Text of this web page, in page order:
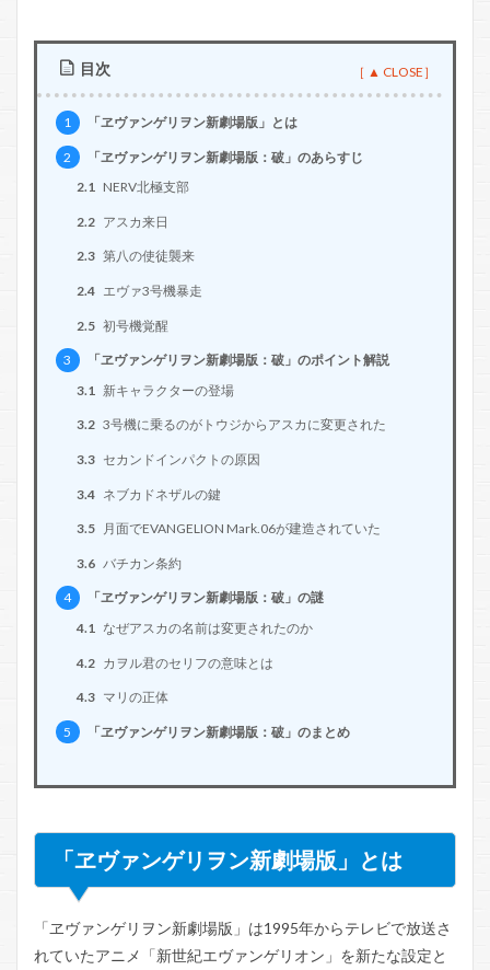
目次
1 「ヱヴァンゲリヲン新劇場版」とは
2
「ヱヴァンゲリヲン新劇場版：破」のあらすじ
2.1 NERV北極支部
2.2 アスカ来日
2.3 第八の使徒襲来
2.4 エヴァ3号機暴走
2.5 初号機覚醒
3
「ヱヴァンゲリヲン新劇場版：破」のポイント解説
3.1
新キャラクターの登場
3.2 3号機に乗るのがトウジからアスカに変更された
3.3 セカンドインパクトの原因
3.4 ネブカドネザルの鍵
3.5 月面でEVANGELION Mark.06が建造されていた
3.6 バチカン条約
4
「ヱヴァンゲリヲン新劇場版：破」の謎
4.1
なぜアスカの名前は変更されたのか
4.2 カヲル君のセリフの意味とは
4.3 マリの正体
5 「ヱヴァンゲリヲン新劇場版：破」のまとめ
「ヱヴァンゲリヲン新劇場版」とは
「ヱヴァンゲリヲン新劇場版」は1995年からテレビで放送さ
れていたアニメ「新世紀エヴァンゲリオン」を新たな設定と